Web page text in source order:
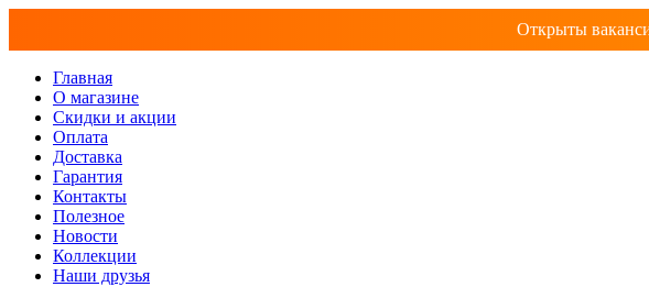
Открыты
Главная
О магазине
Скидки и акции
Оплата
Доставка
Гарантия
Контакты
Полезное
Новости
Коллекции
Наши друзья